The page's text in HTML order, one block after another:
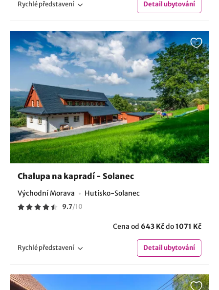
Rychlépředstavení Detailubytování
Chalupa na kapradí - Solanec
Východní Morava Hutisko-Solanec
9.7/10
Cena od 643 Kčdo1071 Kč
Rychlépředstavení Detailubytování